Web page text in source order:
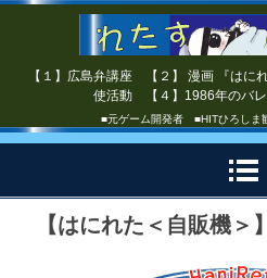
【１】広島弁講座 【２】 漫画 『はに
使活動 【４】1986年のバ
■元ゲーム開発者 ■HITひろしま
【はにれた＜自販機